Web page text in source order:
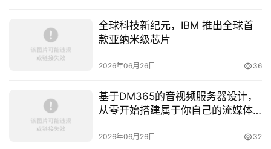
全球科技新纪元，IBM 推出全球首
款亚纳米级芯片
2026年06月26日 36
基于DM365的音视频服务器设计，
从零开始搭建属于你自己的流媒体
2026年06月26日 32